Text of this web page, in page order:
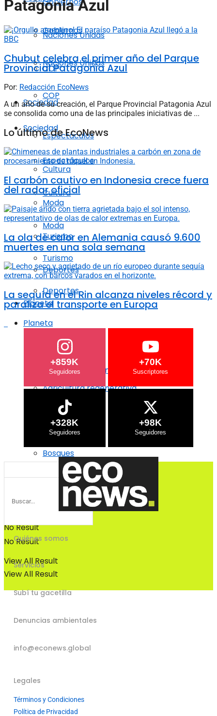
Naciones Unidas
COP
Sociedad
Espectáculos
Cultura
Moda
Turismo
Deportes
Planeta
Crisis Climática
Agricultura regenerativa
Océanos
Bosques
No Result
View All Result
Gobiernos
Naciones Unidas
COP
Sociedad
Espectáculos
Cultura
Moda
Turismo
Deportes
Planeta
Crisis Climática
Agricultura regenerativa
Océanos
Bosques
No Result
View All Result
Patagonia Azul
Chubut celebra el primer año del Parque
Provincial Patagonia Azul
Por: Redacción EcoNews
A un año de su creación, el Parque Provincial Patagonia Azul
se consolida como una de las principales iniciativas de ...
Lo último de EcoNews
El carbón cautivo en Indonesia crece fuera
del radar oficial
La ola de calor en Alemania causó 9.600
muertes en una sola semana
La sequía en el Rin alcanza niveles récord y
paraliza el transporte en Europa
+859K +70K
+328K +98K
Quiénes somos
Servicios
Subí tu gacetilla
Denuncias ambientales
info@econews.global
Legales
Términos y Condiciones
Política de Privacidad